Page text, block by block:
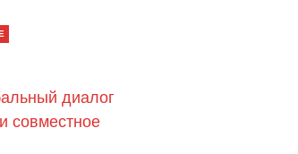
диалог
совместное